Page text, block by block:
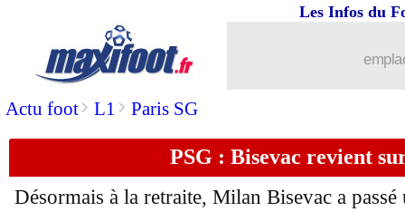
Actu foot> L1 > Paris SG
Les Infos du
PSG : Bisevac revient
Désormais à la retraite, Milan Bisevac a passé
: Reims-Montpellier, les compos
06/10 Esp.
06/10 Feyenoord: Giménez a failli signer
06/10 Juve: la direction temporise pour